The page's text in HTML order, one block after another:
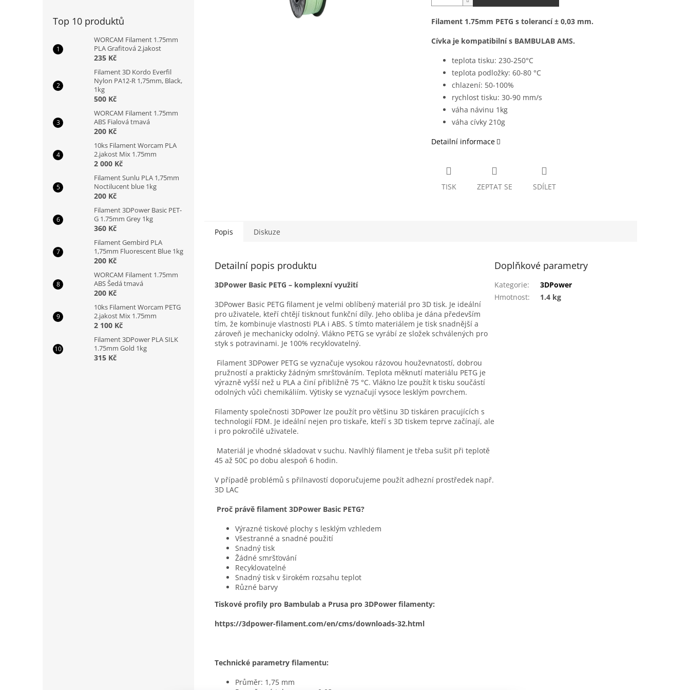
Top 10 produktů
WORCAM Filament 1.75mm
PLA Grafitová 2.jakost
235 Kč
Filament 3D Kordo Everfil
Nylon PA12-R 1,75mm, Black,
1kg
500 Kč
WORCAM Filament 1.75mm
ABS Fialová tmavá
200 Kč
10ks Filament Worcam PLA
2.jakost Mix 1.75mm
2 000 Kč
Filament Sunlu PLA 1,75mm
Noctilucent blue 1kg
200 Kč
Filament 3DPower Basic PET-
G 1.75mm Grey 1kg
360 Kč
Filament Gembird PLA
1,75mm Fluorescent Blue 1kg
200 Kč
WORCAM Filament 1.75mm
ABS Šedá tmavá
200 Kč
10ks Filament Worcam PETG
2.jakost Mix 1.75mm
2 100 Kč
Filament 3DPower PLA SILK
1.75mm Gold 1kg
315 Kč
Filament 1.75mm PETG s tolerancí ± 0,03 mm.
Cívka je kompatibilní s BAMBULAB AMS.
teplota tisku: 230-250°C
teplota podložky: 60-80 °C
chlazení: 50-100%
rychlost tisku: 30-90 mm/s
váha návinu 1kg
váha cívky 210g
Detailní informace
TISK ZEPTAT SE SDÍLET
Popis Diskuze
Detailní popis produktu
3DPower Basic PETG – komplexní využití
3DPower Basic PETG filament je velmi oblíbený materiál pro 3D tisk. Je ideální
pro uživatele, kteří chtějí tisknout funkční díly. Jeho obliba je dána především
tím, že kombinuje vlastnosti PLA i ABS. S tímto materiálem je tisk snadnější a
zároveň je mechanicky odolný. Vlákno PETG se vyrábí ze složek schválených pro
styk s potravinami. Je 100% recyklovatelný.
Filament 3DPower PETG se vyznačuje vysokou rázovou houževnatostí, dobrou
pružností a prakticky žádným smršťováním. Teplota měknutí materiálu PETG je
výrazně vyšší než u PLA a činí přibližně 75 °C. Vlákno lze použít k tisku součástí
odolných vůči chemikáliím. Výtisky se vyznačují vysoce lesklým povrchem.
Filamenty společnosti 3DPower lze použít pro většinu 3D tiskáren pracujících s
technologií FDM. Je ideální nejen pro tiskaře, kteří s 3D tiskem teprve začínají, ale
i pro pokročilé uživatele.
Materiál je vhodné skladovat v suchu. Navlhlý filament je třeba sušit při teplotě
45 až 50C po dobu alespoň 6 hodin.
V případě problémů s přilnavostí doporučujeme použít adhezní prostředek např.
3D LAC
Proč právě filament 3DPower Basic PETG?
Výrazné tiskové plochy s lesklým vzhledem
Všestranné a snadné použití
Snadný tisk
Žádné smršťování
Recyklovatelné
Snadný tisk v širokém rozsahu teplot
Různé barvy
Tiskové profily pro Bambulab a Prusa pro 3DPower filamenty:
https://3dpower-filament.com/en/cms/downloads-32.html
Technické parametry filamentu:
Průměr: 1,75 mm
Doplňkové parametry
Kategorie:
3DPower
Hmotnost: 1.4 kg